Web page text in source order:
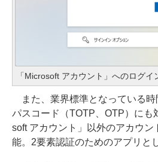
「Microsoft アカウント」へのログ
また、業界標準となっている時
パスコード（TOTP、OTP）にも
soft アカウント」以外のアカウン
能。2要素認証のためのアプリと